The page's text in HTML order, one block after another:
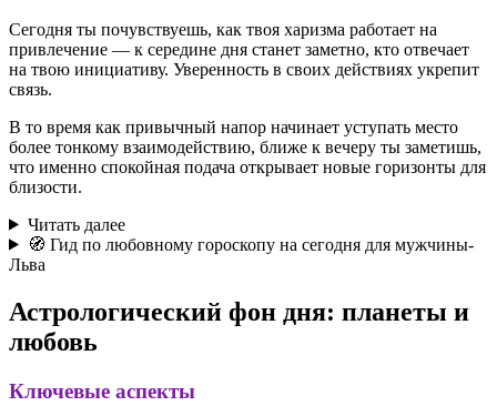
Сегодня ты почувствуешь, как твоя харизма работает на
привлечение — к середине дня станет заметно, кто отвечает
на твою инициативу. Уверенность в своих действиях укрепит
связь.
В то время как привычный напор начинает уступать место
более тонкому взаимодействию, ближе к вечеру ты заметишь,
что именно спокойная подача открывает новые горизонты для
близости.
Читать далее
🧭 Гид по любовному гороскопу на сегодня для мужчины-
Льва
Астрологический фон дня: планеты и
любовь
Ключевые аспекты